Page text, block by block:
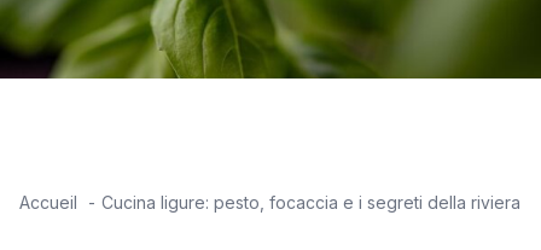
Accueil Cucina ligure: pesto, focaccia e i segreti della riviera